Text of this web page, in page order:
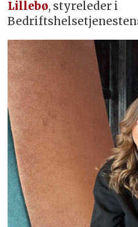
Lillebø, styreleder i